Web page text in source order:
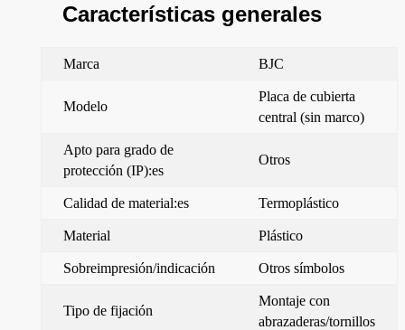
Características generales
Marca BJC
Modelo
Placa de cubierta
central (sin marco)
Apto para grado de
protección (IP):es
Otros
Calidad de material:es Termoplástico
Material Plástico
Sobreimpresión/indicación Otros símbolos
Tipo de fijación
Montaje con
abrazaderas/tornillos